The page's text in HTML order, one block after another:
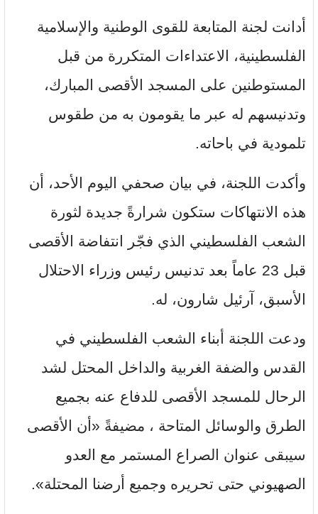
أدانت لجنة المتابعة للقوى الوطنية والإسلامية
الفلسطينية، الاعتداءات المتكررة من قبل
المستوطنين على المسجد الأقصى المبارك،
وتدنيسهم له عبر ما يقومون به من طقوس
تلمودية في باحاته.
وأكدت اللجنة، في بيان صحفي اليوم الأحد، أن
هذه الانتهاكات ستكون شرارةً جديدة لثورة
الشعب الفلسطيني الذي فجّر انتفاضة الأقصى
قبل 23 عاماً بعد تدنيس رئيس وزراء الاحتلال
الأسبق، آرئيل شارون، له.
ودعت اللجنة أبناء الشعب الفلسطيني في
القدس والضفة الغربية والداخل المحتل لشد
الرحال للمسجد الأقصى للدفاع عنه بجميع
الطرق والوسائل المتاحة ، مضيفةً «أن الأقصى
سيبقى عنوان الصراع المستمر مع العدو
الصهيوني حتى تحريره وجميع أرضنا المحتلة».